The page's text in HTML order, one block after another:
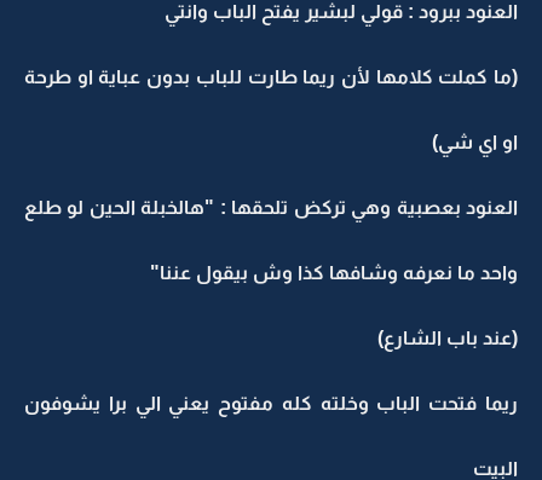
العنود ببرود : قولي لبشير يفتح الباب وانتي
(ما كملت كلامها لأن ريما طارت للباب بدون عباية او طرحة
او اي شي)
العنود بعصبية وهي تركض تلحقها : "هالخبلة الحين لو طلع
واحد ما نعرفه وشافها كذا وش بيقول عننا"
(عند باب الشارع)
ريما فتحت الباب وخلته كله مفتوح يعني الي برا يشوفون
البيت